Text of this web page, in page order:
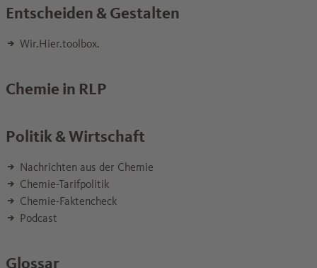
Entscheiden & Gestalten
Wir.Hier.toolbox.
Chemie in RLP
Politik & Wirtschaft
Nachrichten aus der Chemie
Chemie-Tarifpolitik
Chemie-Faktencheck
Podcast
Glossar